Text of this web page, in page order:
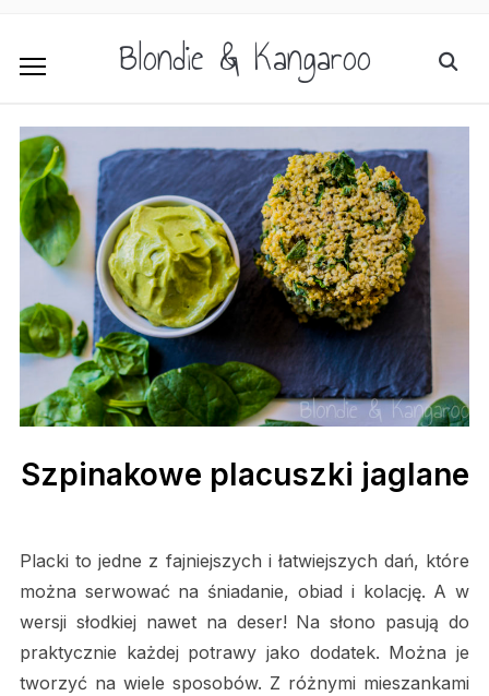
Blondie & Kangaroo
Szpinakowe placuszki jaglane
Placki to jedne z fajniejszych i łatwiejszych dań, które
można serwować na śniadanie, obiad i kolację. A w
wersji słodkiej nawet na deser! Na słono pasują do
praktycznie każdej potrawy jako dodatek. Można je
tworzyć na wiele sposobów. Z różnymi mieszankami